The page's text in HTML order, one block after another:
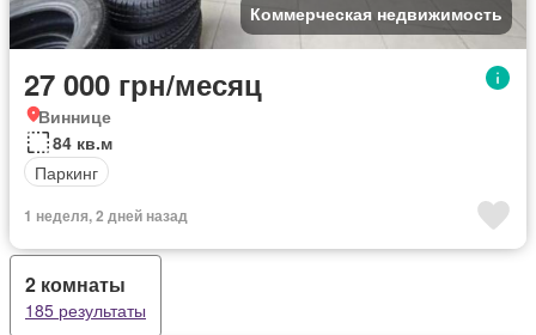
Коммерческая недвижимость
27 000 грн/месяц
Виннице
84 кв.м
Паркинг
1 неделя, 2 дней назад
2 комнаты
185 результаты